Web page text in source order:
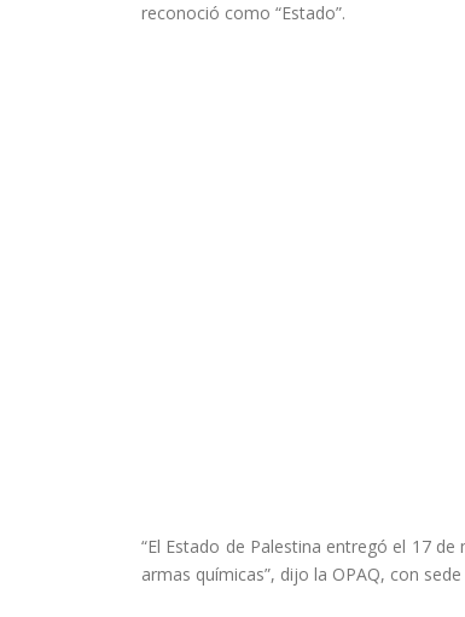
reconoció como “Estado”.
“El Estado de Palestina entregó el 17
armas químicas”, dijo la OPAQ, con